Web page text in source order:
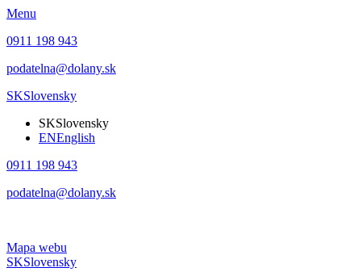
Menu
0911 198 943
podatelna@dolany.sk
SKSlovensky
SKSlovensky
ENEnglish
0911 198 943
podatelna@dolany.sk
Mapa webu
SKSlovensky